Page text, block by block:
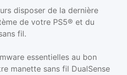
disposer de la dernière
de votre PS5® et du
fil.
essentielles au bon
manette sans fil DualSense